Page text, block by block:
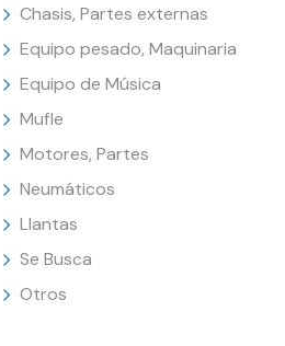
Chasis, Partes externas
Equipo pesado, Maquinaria
Equipo de Música
Mufle
Motores, Partes
Neumáticos
Llantas
Se Busca
Otros